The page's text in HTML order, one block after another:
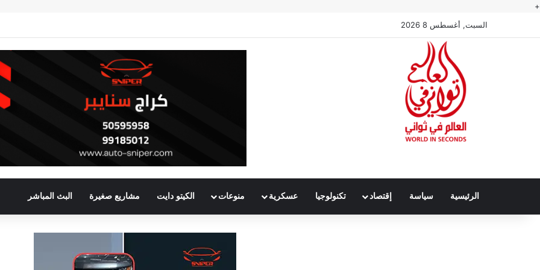
+
السبت, أغسطس 8 2026
الرئيسية سياسة إقتصاد تكنولوجيا عسكرية منوعات الكيتو دايت مشاريع صغيرة البث المباشر